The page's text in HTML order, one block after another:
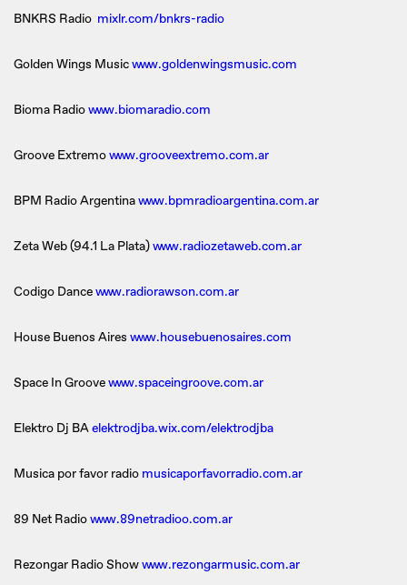
BNKRS Radio mixlr.com/bnkrs-radio
Golden Wings Musicwww.goldenwingsmusic.com
Bioma Radiowww.biomaradio.com
Groove Extremowww.grooveextremo.com.ar
BPM Radio Argentinawww.bpmradioargentina.com.ar
Zeta Web (94.1 La Plata)www.radiozetaweb.com.ar
Codigo Dancewww.radiorawson.com.ar
House Buenos Aires www.housebuenosaires.com
Space In Groovewww.spaceingroove.com.ar
Elektro Dj BAelektrodjba.wix.com/elektrodjba
Musica por favor radio musicaporfavorradio.com.ar
89 Net Radiowww.89netradioo.com.ar
Rezongar Radio Showwww.rezongarmusic.com.ar